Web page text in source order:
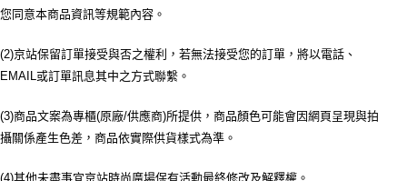
您同意本商品資訊等規範內容。
(2)京站保留訂單接受與否之權利，若無法接受您的訂單，將以電話、
EMAIL或訂單訊息其中之方式聯繫。
(3)商品文案為專櫃(原廠/供應商)所提供，商品顏色可能會因網頁呈現與拍
攝關係產生色差，商品依實際供貨樣式為準。
(4)其他未盡事宜京站時尚廣場保有活動最終修改及解釋權。